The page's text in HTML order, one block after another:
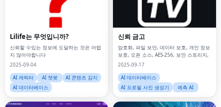
Lilife는 무엇입니까?
신뢰할 수있는 정보에 도달하는 것은 어렵
지 않아야합니다
2025-09-04
AI 캐릭터
AI 챗봇
AI 콘텐츠 감지
AI 데이터베이스
신뢰 금고
암호화, 파일 보안, 데이터 보호, 개인 정보
보호, 오픈 소스, AES-256, 보안 스토리지,
2025-09-17
AI 데이터베이스
AI 프로필 사진 생성기
예측 AI